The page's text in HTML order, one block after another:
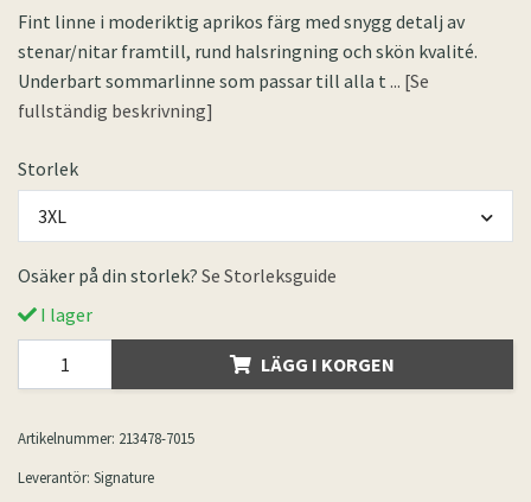
Fint linne i moderiktig aprikos färg med snygg detalj av
stenar/nitar framtill, rund halsringning och skön kvalité.
Underbart sommarlinne som passar till alla t ... [Se
fullständig beskrivning]
Storlek
3XL
Osäker på din storlek? Se Storleksguide
I lager
LÄGG I KORGEN
Artikelnummer: 213478-7015
Leverantör: Signature